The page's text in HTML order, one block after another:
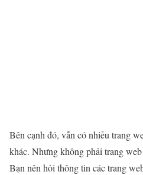
Bên cạnh đó, vẫn có nhiều trang
khác. Nhưng không phải trang
Bạn nên hỏi thông tin các trang